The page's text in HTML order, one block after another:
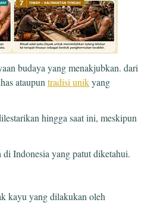
budaya yang menakjubkan. dari
ataupuntradisi unikyang
hingga saat ini, meskipun
Indonesia yang patut diketahui.
kayu yang dilakukan oleh